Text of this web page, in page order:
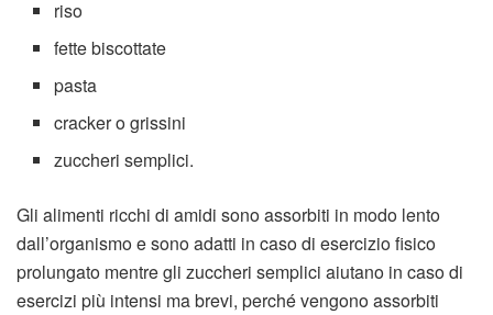
riso
fette biscottate
pasta
cracker o grissini
zuccheri semplici.
Gli alimenti ricchi di amidi sono assorbiti in modo lento
dall’organismo e sono adatti in caso di esercizio fisico
prolungato mentre gli zuccheri semplici aiutano in caso di
esercizi più intensi ma brevi, perché vengono assorbiti